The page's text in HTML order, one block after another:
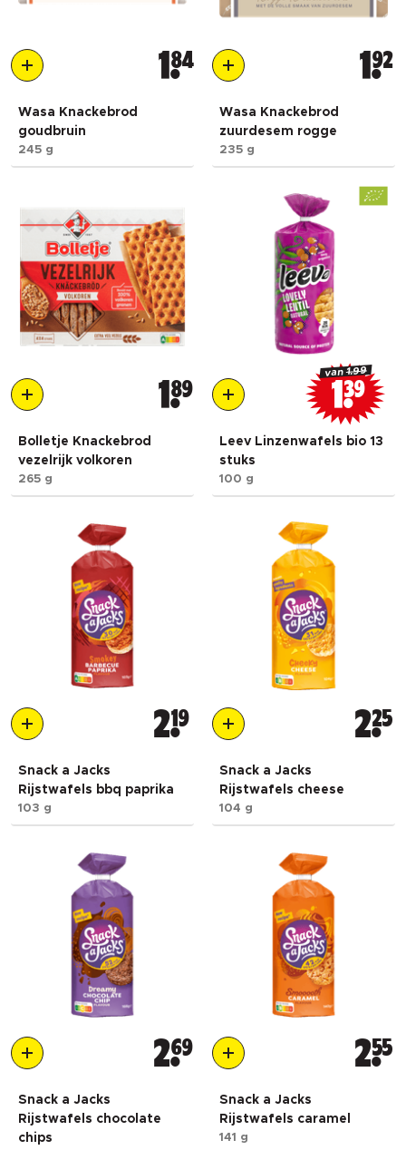
1 84
Wasa Knackebrod
goudbruin
245 g
1 92
Wasa Knackebrod
zuurdesem rogge
235 g
1 89
Bolletje Knackebrod
vezelrijk volkoren
265 g
van1.99
1 39
Leev Linzenwafels bio 13
stuks
100 g
219
Snack a Jacks
Rijstwafels bbq paprika
103 g
225
Snack a Jacks
Rijstwafels cheese
104 g
269
Snack a Jacks
Rijstwafels chocolate
chips
255
Snack a Jacks
Rijstwafels caramel
141 g